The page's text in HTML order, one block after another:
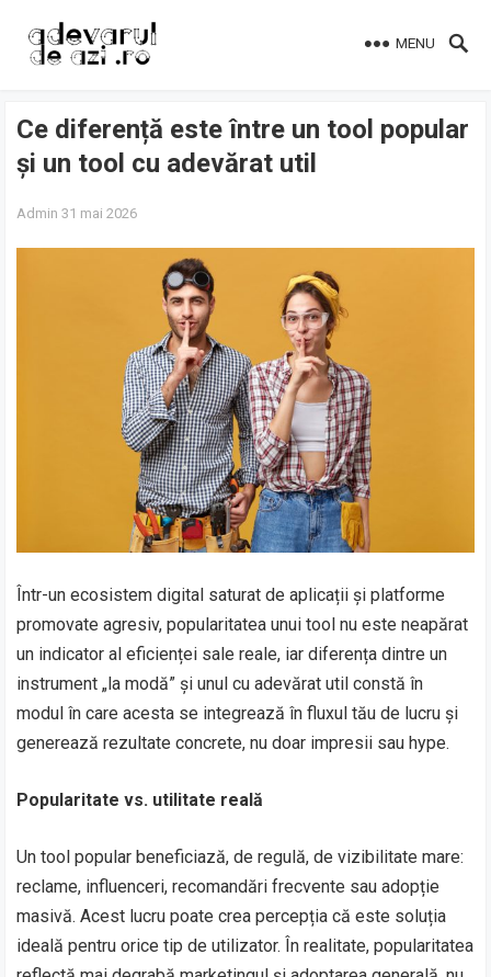
MENU
Ce diferență este între un tool popular
și un tool cu adevărat util
Admin 31 mai 2026
Într-un ecosistem digital saturat de aplicații și platforme
promovate agresiv, popularitatea unui tool nu este neapărat
un indicator al eficienței sale reale, iar diferența dintre un
instrument „la modă” și unul cu adevărat util constă în
modul în care acesta se integrează în fluxul tău de lucru și
generează rezultate concrete, nu doar impresii sau hype.
Popularitate vs. utilitate reală
Un tool popular beneficiază, de regulă, de vizibilitate mare:
reclame, influenceri, recomandări frecvente sau adopție
masivă. Acest lucru poate crea percepția că este soluția
ideală pentru orice tip de utilizator. În realitate, popularitatea